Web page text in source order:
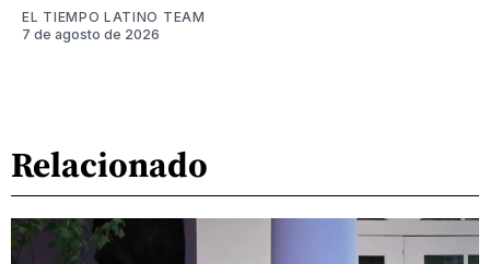
EL TIEMPO LATINO TEAM
7 de agosto de 2026
Relacionado